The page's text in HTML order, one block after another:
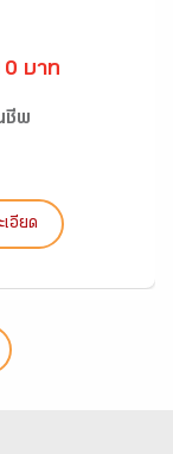
บาท
ชีพ
เอียด